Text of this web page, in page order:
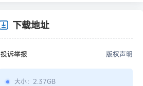
下载地址
投诉举报 版权声明
大小： 2.37GB